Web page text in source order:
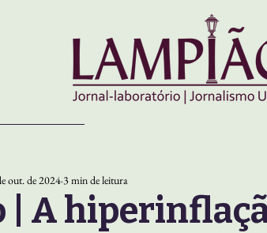
| A
out. de 2024 3 min de leitura